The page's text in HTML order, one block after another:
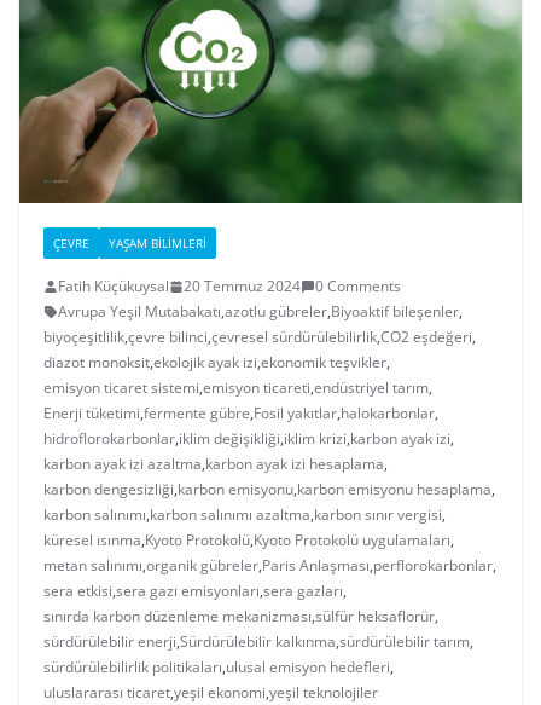
ÇEVRE YAŞAM BILIMLERI
Fatih Küçükuysal 20 Temmuz 2024
0 Comments
Avrupa Yeşil Mutabakatı,azotlu gübreler,Biyoaktif bileşenler,
biyoçeşitlilik,çevre bilinci,çevresel sürdürülebilirlik,CO2 eşdeğeri,
diazot monoksit,ekolojik ayak izi,ekonomik teşvikler,
emisyon ticaret sistemi,emisyon ticareti,endüstriyel tarım,
Enerji tüketimi,fermente gübre,Fosil yakıtlar,halokarbonlar,
hidroflorokarbonlar,iklim değişikliği,iklim krizi,karbon ayak izi,
karbon ayak izi azaltma,karbon ayak izi hesaplama,
karbon dengesizliği,karbon emisyonu,karbon emisyonu hesaplama,
karbon salınımı,karbon salınımı azaltma,karbon sınır vergisi,
küresel ısınma,Kyoto Protokolü,Kyoto Protokolü uygulamaları,
metan salınımı,organik gübreler,Paris Anlaşması,perflorokarbonlar,
sera etkisi,sera gazı emisyonları,sera gazları,
sınırda karbon düzenleme mekanizması,sülfür heksaflorür,
sürdürülebilir enerji,Sürdürülebilir kalkınma,sürdürülebilir tarım,
sürdürülebilirlik politikaları,ulusal emisyon hedefleri,
uluslararası ticaret,yeşil ekonomi,yeşil teknolojiler